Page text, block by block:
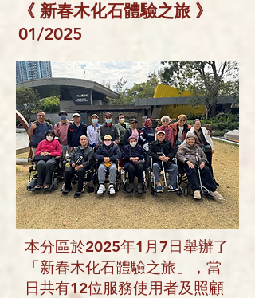
《新春木化石體驗之旅 》
01/2025
本分區於2025年1月7日舉辦了
「新春木化石體驗之旅」，當
日共有12位服務使用者及照顧